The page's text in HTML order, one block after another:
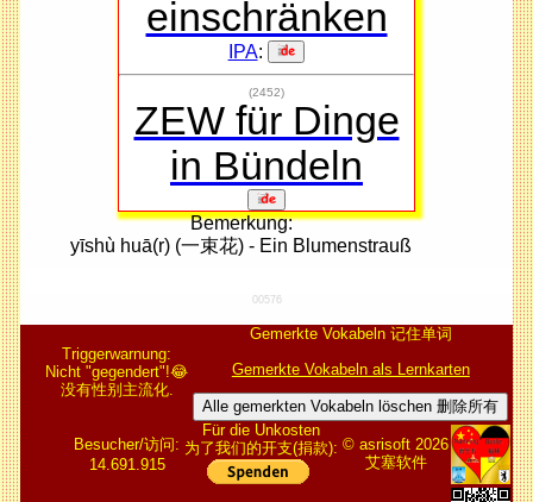
einschränken
IPA:
(2452)
ZEW für Dinge
in Bündeln
Bemerkung:
yīshù huā(r) (一束花) - Ein Blumenstrauß
00576
Triggerwarnung:
Nicht "gegendert"!😂
没有性别主流化.
Gemerkte Vokabeln 记住单词
Gemerkte Vokabeln als Lernkarten
Alle gemerkten Vokabeln löschen 删除所有
Besucher/访问:
14.691.915
Für die Unkosten
为了我们的开支(捐款): © asrisoft 2026
艾塞软件